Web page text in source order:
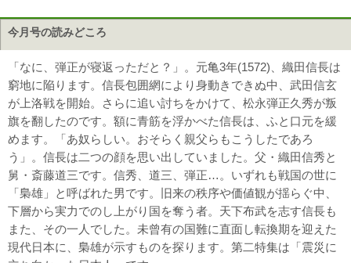
今月号の読みどころ
「なに、弾正が寝返っただと？」。元亀3年(1572)、織田信長は
窮地に陥ります。信長包囲網により身動きできぬ中、武田信玄
が上洛戦を開始。さらに追い討ちをかけて、松永弾正久秀が叛
旗を翻したのです。額に青筋を浮かべた信長は、ふと口元を緩
めます。「あ奴らしい。おそらく親父らもこうしたであろ
う」。信長は二つの顔を思い出していました。父・織田信秀と
舅・斎藤道三です。信秀、道三、弾正…。いずれも戦国の世に
「梟雄」と呼ばれた男です。旧来の秩序や価値観が揺らぐ中、
下層から実力でのし上がり国を奪う者。天下布武を志す信長も
また、その一人でした。未曾有の国難に直面し転換期を迎えた
現代日本に、梟雄が示すものを探ります。第二特集は「震災に